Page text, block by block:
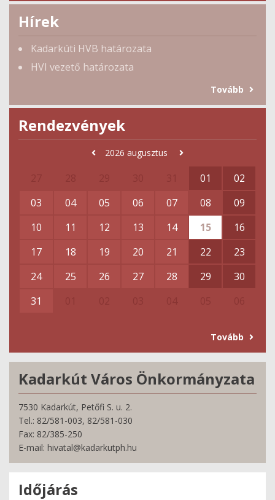
Hírek
Kadarkúti HVB határozata
HVI vezető határozata
Tovább
Rendezvények
2026 augusztus
01
02
03
04 05 06 07 08
09
10
11 12 13 14 15
16
17
18 19 20 21 22
23
24
25 26 27 28 29
30
31
Tovább
Kadarkút Város Önkormányzata
7530 Kadarkút, Petőfi S. u. 2.
Tel.: 82/581-003, 82/581-030
Fax: 82/385-250
E-mail: hivatal@kadarkutph.hu
Időjárás